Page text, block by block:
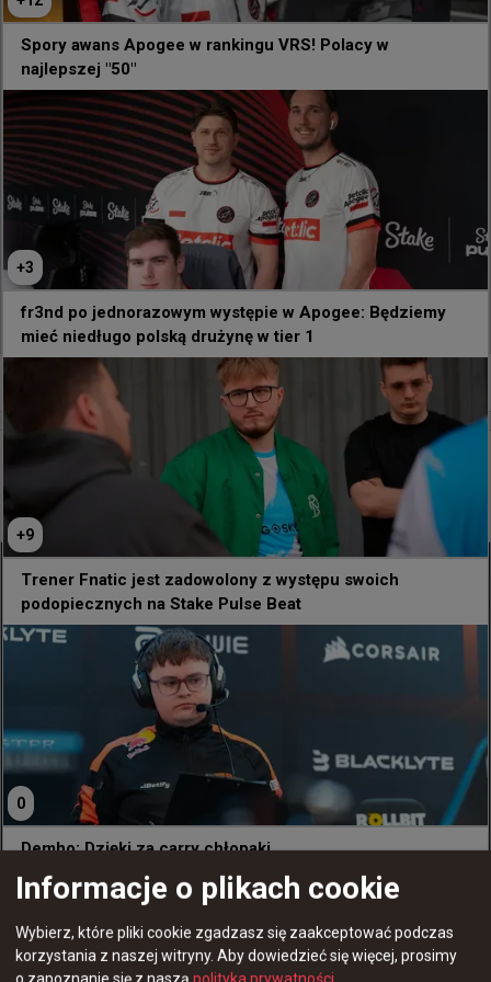
Nasze ambicje sięgają znacznie wyżej, a każdy mecz
ma znaczenie. To nie takie zakończenie, jakiego
chcieliśmy. Wiemy, że mieliśmy grę pod kontrolą, ale na
tym poziomie decydują detale, a Liquid potrafiło je lepiej
wykorzystać.
Teraz od nas zależy, aby dopracować każdy
najmniejszy detal, poprawić szczegóły techniczne i w
pełni przygotować się na Paryż. Przed nami mnóstwo
pracy. Do zobaczenia w kwalifikacjach do Esports
World Cup.
103 2
TombStone 9 godzin temu
Spory awans Apogee w rankingu VRS! Polacy w
najlepszej "50"
Spory awans Apogee w rankingu VRS! Polacy w
najlepszej "50"
+3
fr3nd po jednorazowym występie w Apogee: Będziemy
mieć niedługo polską drużynę w tier 1
+9
Trener Fnatic jest zadowolony z występu swoich
podopiecznych na Stake Pulse Beat
0
Demho: Dzięki za carry chłopaki
Informacje o plikach cookie
Wybierz, które pliki cookie zgadzasz się zaakceptować podczas
korzystania z naszej witryny. Aby dowiedzieć się więcej, prosimy